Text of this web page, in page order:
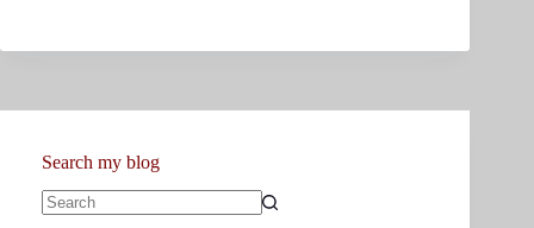
Search my blog